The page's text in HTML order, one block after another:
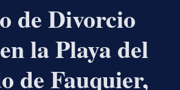
de Divorcio
la Playa del
de Fauquier,